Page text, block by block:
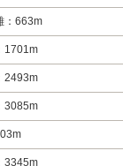
：663m
1701m
2493m
3085m
3345m